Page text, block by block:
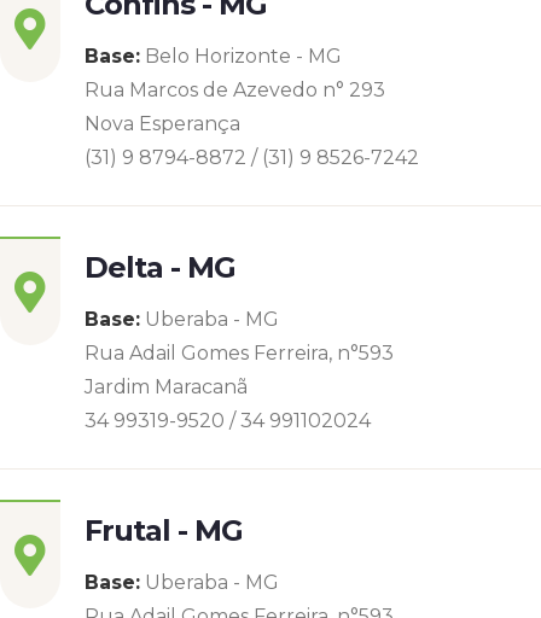
Base: Belo Horizonte - MG
Rua Marcos de Azevedo n° 293
Nova Esperança
(31) 9 8794-8872 / (31) 9 8526-7242
Delta - MG
Base: Uberaba - MG
Rua Adail Gomes Ferreira, n°593
Jardim Maracanã
34 99319-9520 / 34 991102024
Frutal - MG
Base: Uberaba - MG